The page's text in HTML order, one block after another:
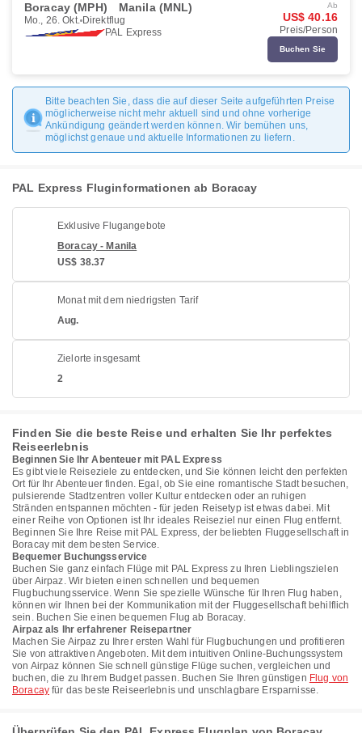
Boracay (MPH) Manila (MNL)
Mo., 26. Okt. Direktflug
PAL Express
Ab
US$ 40.16
Preis/Person
Buchen Sie
Bitte beachten Sie, dass die auf dieser Seite aufgeführten Preise
möglicherweise nicht mehr aktuell sind und ohne vorherige
Ankündigung geändert werden können. Wir bemühen uns,
möglichst genaue und aktuelle Informationen zu liefern.
PAL Express Fluginformationen ab Boracay
Exklusive Flugangebote
Boracay - Manila
US$ 38.37
Monat mit dem niedrigsten Tarif
Aug.
Zielorte insgesamt
2
Finden Sie die beste Reise und erhalten Sie Ihr perfektes
Reiseerlebnis
Beginnen Sie Ihr Abenteuer mit PAL Express
Es gibt viele Reiseziele zu entdecken, und Sie können leicht den perfekten
Ort für Ihr Abenteuer finden. Egal, ob Sie eine romantische Stadt besuchen,
pulsierende Stadtzentren voller Kultur entdecken oder an ruhigen
Stränden entspannen möchten - für jeden Reisetyp ist etwas dabei. Mit
einer Reihe von Optionen ist Ihr ideales Reiseziel nur einen Flug entfernt.
Beginnen Sie Ihre Reise mit PAL Express, der beliebten Fluggesellschaft in
Boracay mit dem besten Service.
Bequemer Buchungsservice
Buchen Sie ganz einfach Flüge mit PAL Express zu Ihren Lieblingszielen
über Airpaz. Wir bieten einen schnellen und bequemen
Flugbuchungsservice. Wenn Sie spezielle Wünsche für Ihren Flug haben,
können wir Ihnen bei der Kommunikation mit der Fluggesellschaft behilflich
sein. Buchen Sie einen bequemen Flug ab Boracay.
Airpaz als Ihr erfahrener Reisepartner
Machen Sie Airpaz zu Ihrer ersten Wahl für Flugbuchungen und profitieren
Sie von attraktiven Angeboten. Mit dem intuitiven Online-Buchungssystem
von Airpaz können Sie schnell günstige Flüge suchen, vergleichen und
buchen, die zu Ihrem Budget passen. Buchen Sie Ihren günstigen Flug von
Boracayfür das beste Reiseerlebnis und unschlagbare Ersparnisse.